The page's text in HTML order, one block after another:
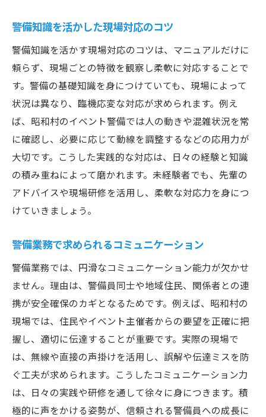
警備知識を活かした現場対応のコツ
警備知識を活かす現場対応のコツは、マニュアルだけに
頼らず、現場ごとの特徴を観察し柔軟に対応することで
す。警備の基礎知識を身につけていても、現場によって
状況は異なり、臨機応変な対応が求められます。例え
ば、昭和村のイベント警備では人の動きや混雑状況を常
に確認し、必要に応じて動線を調整するなどの応用力が
大切です。こうした実践的な対応は、日々の経験と知識
の積み重ねによって磨かれます。未経験者でも、先輩の
アドバイスや現場研修を活用し、柔軟な対応力を身につ
けていきましょう。
警備業務で求められるコミュニケーション
警備業務では、円滑なコミュニケーション能力が欠かせ
ません。理由は、警備員同士や地域住民、関係者との連
携が安全確保のカギとなるためです。例えば、昭和村の
現場では、住民やイベント主催者からの要望を正確に把
握し、適切に伝達することが重要です。実際の現場で
は、無線や直接の声掛けを活用し、誤解や伝達ミスを防
ぐ工夫が求められます。こうしたコミュニケーション力
は、日々の実践や研修を通して徐々に身につきます。積
極的に声をかける姿勢が、信頼される警備員への成長に